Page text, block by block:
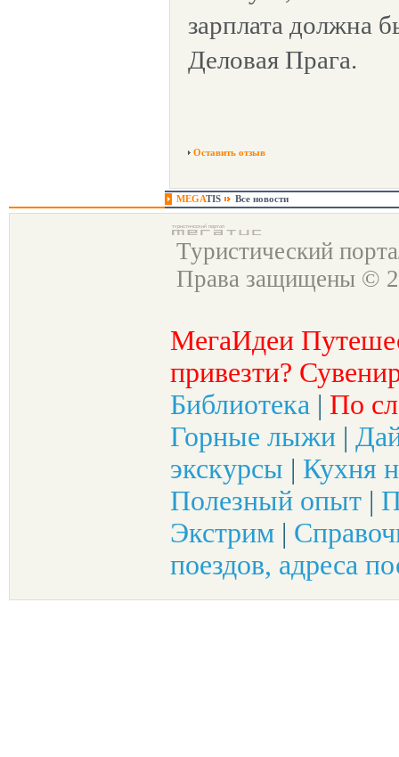
зарплата должна
Деловая Прага.
Оставить отзыв
MEGATIS Все новости
Туристический
Права защищены ©
МегаИдеи
привезти?
Библиотека | По
Горные лыжи |
экскурсы | Кухня
Полезный опыт |
Экстрим |
поездов, адреса